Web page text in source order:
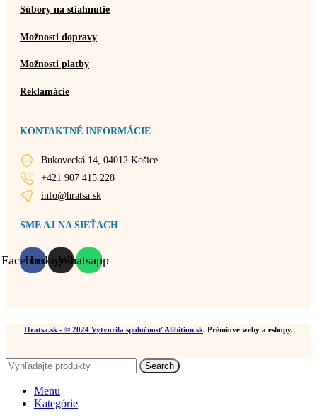
Súbory na stiahnutie
Možnosti dopravy
Možnosti platby
Reklamácie
KONTAKTNÉ INFORMÁCIE
Bukovecká 14, 04012 Košice
+421 907 415 228
info@hratsa.sk
SME AJ NA SIEŤACH
FacebookInstagramWhatsapp
Hratsa.sk - © 2024 Vytvorila spoločnosť Alibition.sk. Prémiové weby a eshopy.
Search
Menu
Kategórie